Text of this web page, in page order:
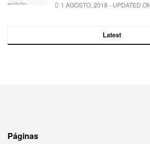
1 AGOSTO, 2018 - UPDATED
Latest
Páginas